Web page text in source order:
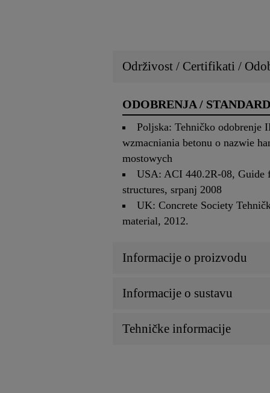
Održivost / Certifikati /
ODOBRENJA /
Poljska: Tehničko odobrenje
wzmacniania betonu o nazwie
mostowych
USA: ACI 440.2R-08, Guide
structures, srpanj 2008
UK: Concrete Society
material, 2012.
Informacije o proizvodu
Informacije o sustavu
Tehničke informacije